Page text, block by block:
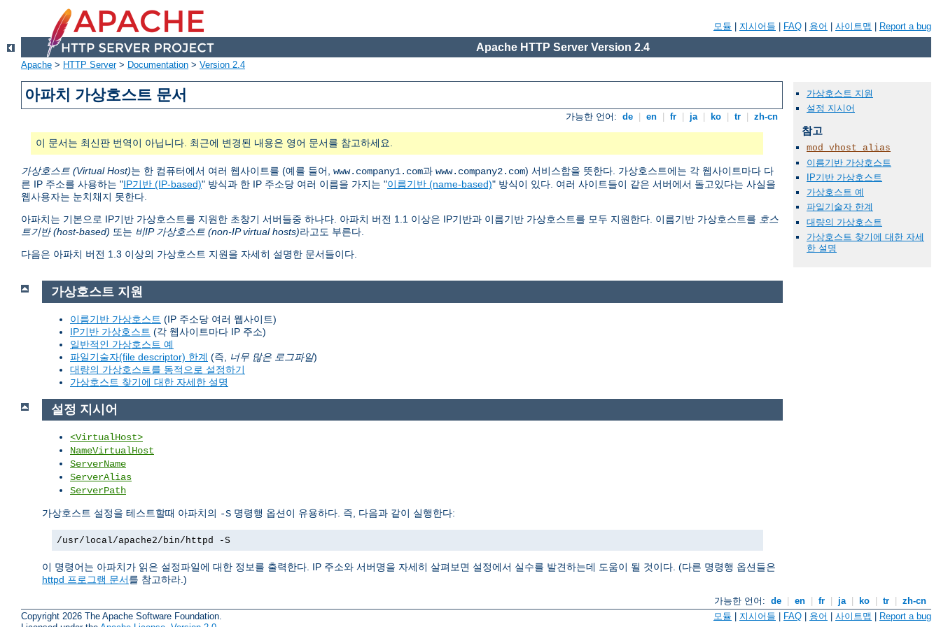
모듈 지시어들 FAQ 용어 사이트맵 Report a bug
Apache HTTP Server Version 2.4
Apache > HTTP Server> Documentation > Version 2.4
아파치 가상호스트 문서
가능한 언어: de en fr ja ko tr zh-cn
이 문서는 최신판 번역이 아닙니다. 최근에 변경된 내용은 영어 문서를 참고하세요.
가상호스트 (Virtual Host)는 한 컴퓨터에서 여러 웹사이트를 (예를 들어, www.company1.com과 www.company2.com) 서비스함을 뜻한다. 가상호스트에는 각 웹사이트마다 다
른 IP 주소를 사용하는 "IP기반 (IP-based)" 방식과 한 IP 주소당 여러 이름을 가지는 "이름기반 (name-based)" 방식이 있다. 여러 사이트들이 같은 서버에서 돌고있다는 사실을
웹사용자는 눈치채지 못한다.
아파치는 기본으로 IP기반 가상호스트를 지원한 초창기 서버들중 하나다. 아파치 버전 1.1 이상은 IP기반과 이름기반 가상호스트를 모두 지원한다. 이름기반 가상호스트를 호스
트기반 (host-based) 또는 비IP 가상호스트 (non-IP virtual hosts)라고도 부른다.
다음은 아파치 버전 1.3 이상의 가상호스트 지원을 자세히 설명한 문서들이다.
가상호스트 지원
이름기반 가상호스트 (IP 주소당 여러 웹사이트)
IP기반 가상호스트 (각 웹사이트마다 IP 주소)
일반적인 가상호스트 예
파일기술자(file descriptor) 한계 (즉, 너무 많은 로그파일)
대량의 가상호스트를 동적으로 설정하기
가상호스트 찾기에 대한 자세한 설명
설정 지시어
<VirtualHost>
NameVirtualHost
ServerName
ServerAlias
ServerPath
가상호스트 설정을 테스트할때 아파치의 -S 명령행 옵션이 유용하다. 즉, 다음과 같이 실행한다:
/usr/local/apache2/bin/httpd -S
이 명령어는 아파치가 읽은 설정파일에 대한 정보를 출력한다. IP 주소와 서버명을 자세히 살펴보면 설정에서 실수를 발견하는데 도움이 될 것이다. (다른 명령행 옵션들은
httpd 프로그램 문서를 참고하라.)
가능한 언어: de en fr ja ko tr
zh-cn
Copyright 2026 The Apache Software Foundation.
모듈 지시어들 FAQ 용어 사이트맵 Report a bug
가상호스트 지원
설정 지시어
참고
mod_vhost_alias
이름기반 가상호스트
IP기반 가상호스트
가상호스트 예
파일기술자 한계
대량의 가상호스트
가상호스트 찾기에 대한 자세
한 설명